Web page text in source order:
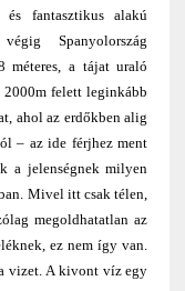
fantasztikus alakú
Spanyolország
méteres, a tájat uraló
2000m felett leginkább
ahol az erdőkben alig
– az ide férjhez ment
a jelenségnek milyen
Mivel itt csak télen,
megoldhatatlan az
ez nem így van.
vizet. A kivont víz egy